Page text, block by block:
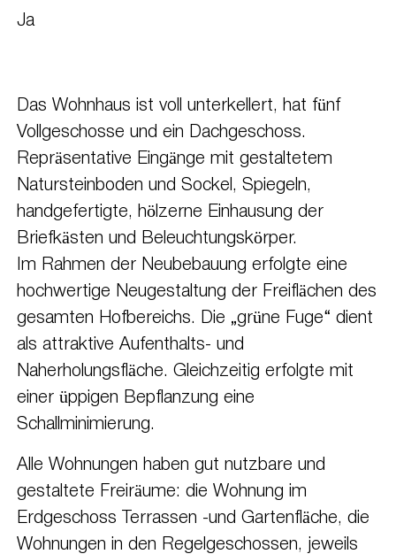
Ja
Das Wohnhaus ist voll unterkellert, hat fünf
Vollgeschosse und ein Dachgeschoss.
Repräsentative Eingänge mit gestaltetem
Natursteinboden und Sockel, Spiegeln,
handgefertigte, hölzerne Einhausung der
Briefkästen und Beleuchtungskörper.
Im Rahmen der Neubebauung erfolgte eine
hochwertige Neugestaltung der Freiflächen des
gesamten Hofbereichs. Die „grüne Fuge“ dient
als attraktive Aufenthalts- und
Naherholungsfläche. Gleichzeitig erfolgte mit
einer üppigen Bepflanzung eine
Schallminimierung.
Alle Wohnungen haben gut nutzbare und
gestaltete Freiräume: die Wohnung im
Erdgeschoss Terrassen -und Gartenfläche, die
Wohnungen in den Regelgeschossen, jeweils